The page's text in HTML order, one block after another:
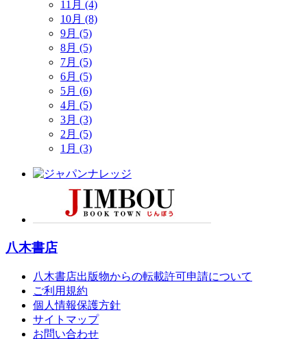
11月 (4)
10月 (8)
9月 (5)
8月 (5)
7月 (5)
6月 (5)
5月 (6)
4月 (5)
3月 (3)
2月 (5)
1月 (3)
八木書店
八木書店出版物からの転載許可申請について
ご利用規約
個人情報保護方針
サイトマップ
お問い合わせ